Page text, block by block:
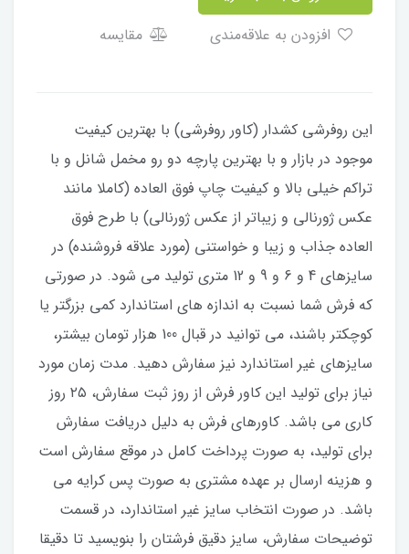
مقایسه
این روفرشی کشدار (کاور روفرشی) با بهترین کیفیت
موجود در بازار و با بهترین پارچه دو رو مخمل شانل و با
تراکم خیلی بالا و کیفیت چاپ فوق العاده (کاملا مانند
عکس ژورنالی و زیباتر از عکس ژورنالی) با طرح فوق
العاده جذاب و زیبا و خواستنی (مورد علاقه فروشنده) در
سایزهای 4 و 6 و 9 و 12 متری تولید می شود. در صورتی
که فرش شما نسبت به اندازه های استاندارد کمی بزرگتر یا
کوچکتر باشند، می توانید در قبال 100 هزار تومان بیشتر،
سایزهای غیر استاندارد نیز سفارش دهید. مدت زمان مورد
نیاز برای تولید این کاور فرش از روز ثبت سفارش، ۲۵ روز
کاری می باشد. کاورهای فرش به دلیل دریافت سفارش
برای تولید، به صورت پرداخت کامل در موقع سفارش است
و هزینه ارسال بر عهده مشتری به صورت پس کرایه می
باشد. در صورت انتخاب سایز غیر استاندارد، در قسمت
توضیحات سفارش، سایز دقیق فرشتان را بنویسید تا دقیقا